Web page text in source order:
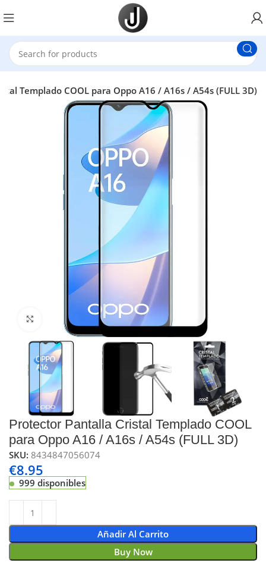
Templado COOL para Oppo A16 / A16s / A54s (FULL 3D)
Click to enlarge
Protector Pantalla Cristal Templado COOL
para Oppo A16 / A16s / A54s (FULL 3D)
SKU:8434847056074
€8.95
999 disponibles
Añadir Al Carrito
Buy Now